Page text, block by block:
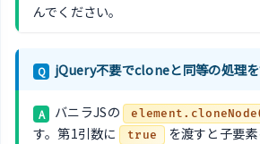
んでください。
Q jQuery不要でcloneと同等の処理
A バニラJSの
す。第1引数に
true
を渡すと子要